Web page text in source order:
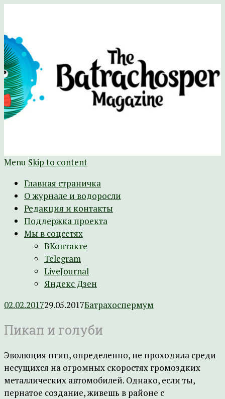
The Batrachospermum Magazine
Батрахоспермум (официальный сайт)
Menu Skip to content
Главная страничка
О журнале и водоросли
Редакция и контакты
Поддержка проекта
Мы в соцсетях
ВКонтакте
Telegram
LiveJournal
Яндекс Дзен
02.02.201729.05.2017Батрахоспермум
Пикап и голуби
Эволюция птиц, определенно, не проходила среди
несущихся на огромных скоростях громоздких
металлических автомобилей. Однако, если ты,
пернатое создание, живешь в районе с